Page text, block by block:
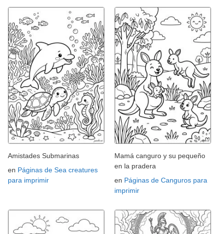
Amistades Submarinas
en Páginas de Sea creatures
para imprimir
Mamá canguro y su pequeño
en la pradera
en Páginas de Canguros para
imprimir